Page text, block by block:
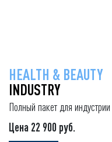
HEALTH & BEAUTY
INDUSTRY
Полный пакет для
Цена 22 900 руб.